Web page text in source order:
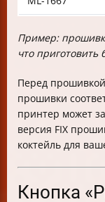
Пример:
что
Перед
прошивки
принтер может
версия FIX
коктейль для
Кнопка